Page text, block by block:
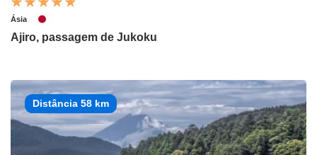
Ásia
Ajiro, passagem de Jukoku
Distância 58 km